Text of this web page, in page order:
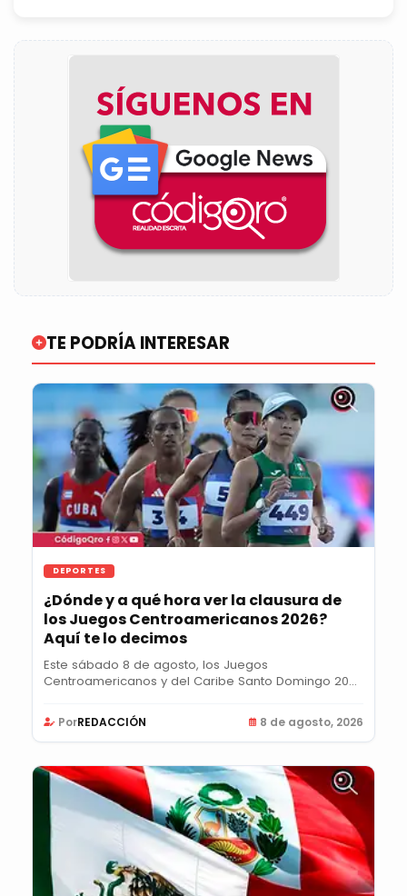
TE PODRÍA INTERESAR
DEPORTES
¿Dónde y a qué hora ver la clausura de
los Juegos Centroamericanos 2026?
Aquí te lo decimos
Este sábado 8 de agosto, los Juegos
Centroamericanos y del Caribe Santo Domingo 2026
PorREDACCIÓN 8 de agosto, 2026